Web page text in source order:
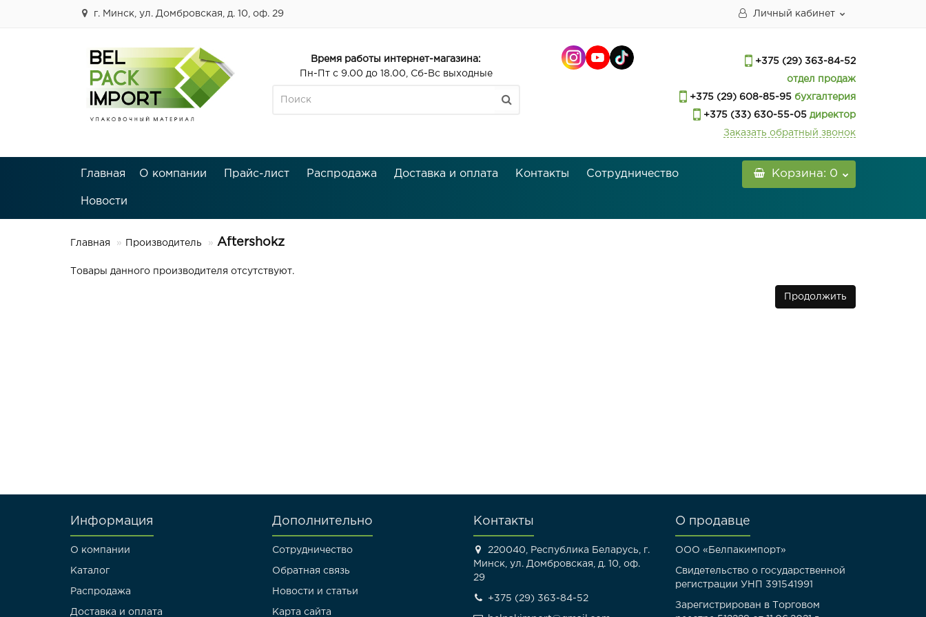
г. Минск, ул. Домбровская, д. 10, оф. 29 Личный кабинет
Время работы интернет-магазина:
Пн-Пт с 9.00 до 18.00, Сб-Вс выходные
+375 (29) 363-84-52
отдел продаж
+375 (29) 608-85-95 бухгалтерия
+375 (33) 630-55-05 директор
Заказать обратный звонок
Главная О компании Прайс-лист Распродажа Доставка и оплата Контакты Сотрудничество
Новости
Корзина: 0
Главная Производитель Aftershokz
Товары данного производителя отсутствуют.
Продолжить
Информация
О компании
Каталог
Распродажа
Доставка и оплата
Дополнительно
Сотрудничество
Обратная связь
Новости и статьи
Карта сайта
Контакты
220040, Республика Беларусь, г.
Минск, ул. Домбровская, д. 10, оф.
29
+375 (29) 363-84-52
О продавце
ООО «Белпакимпорт»
Свидетельство о государственной
регистрации УНП 391541991
Зарегистрирован в Торговом